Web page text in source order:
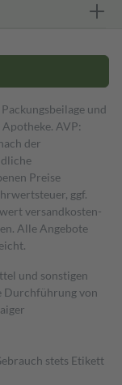
und
AVP:
der
Preise
ggf.
versand­kosten­
Alle Angebote
und sonstigen
Durchführung von
stets Etikett